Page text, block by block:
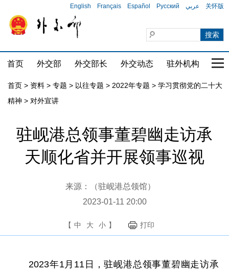
English Français Español Русский عربي 关怀版
首页 外交部 外交部长 外交动态 驻外机构 国
首页 > 资料 > 专题 > 以往专题 > 2022年专题 > 学习贯彻党的二十大
精神 > 对外宣讲
驻岘港总领事董碧幽走访承
天顺化省并开展领事巡视
来源：（驻岘港总领馆）
2023-01-11 20:00
【 中 大 小 】 打印
2023年1月11日，驻岘港总领事董碧幽走访承